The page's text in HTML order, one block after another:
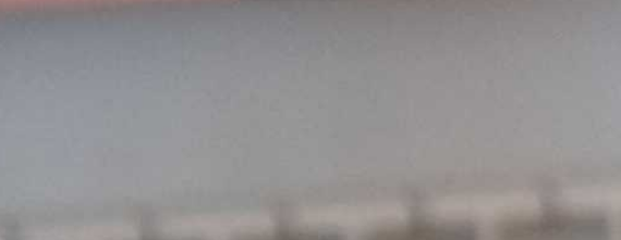
при грантовой поддержке, —
интересную идею с целью
и печатают их на фарфоровой
цитируемой является фраза «Красота
планируют принять участие
возможно, что сегодня появятся